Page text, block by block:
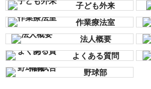
子ども外来
作業療法室
法人概要
よくある質問
野球部